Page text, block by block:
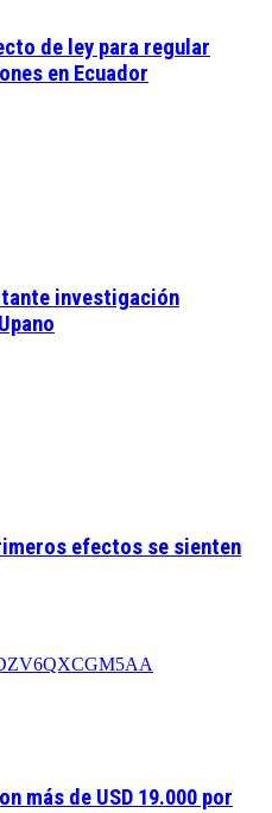
de ley para regular
en Ecuador
investigación
efectos se sienten
más de USD 19.000 por